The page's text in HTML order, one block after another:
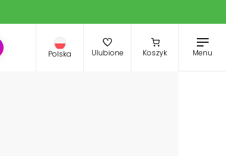
Polska Ulubione Koszyk Menu